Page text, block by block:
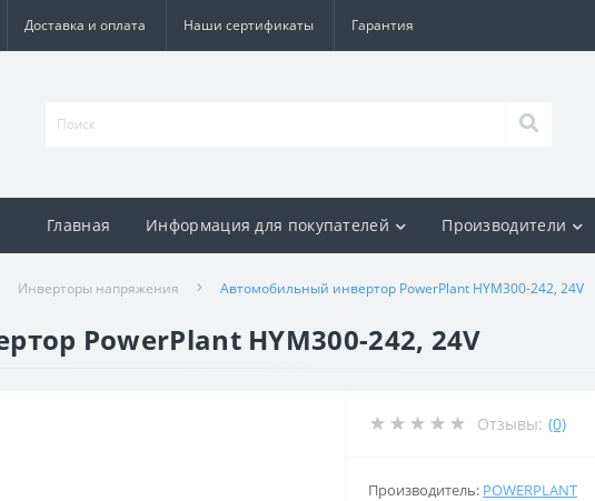
Доставка и оплата Наши сертификаты Гарантия
Главная Информация для покупателей Производители
Инверторы напряжения Автомобильный инвертор PowerPlant HYM300-242, 24V
PowerPlant HYM300-242, 24V
Отзывы: (0)
Производитель: POWERPLANT